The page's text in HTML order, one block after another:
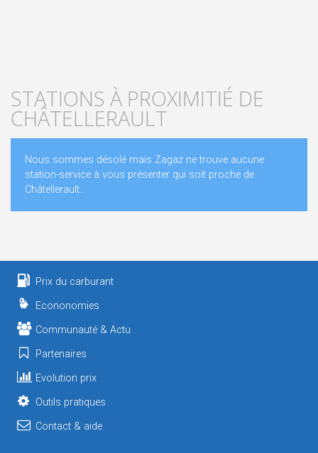
STATIONS À PROXIMITIÉ DE
CHÂTELLERAULT
Nous sommes désolé mais Zagaz ne trouve aucune
station-service à vous présenter qui soit proche de
Châtellerault..
Prix du carburant
Econonomies
Communauté & Actu
Partenaires
Evolution prix
Outils pratiques
Contact & aide